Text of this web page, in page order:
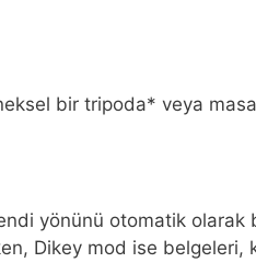
bir tripoda* veya
yönünü otomatik
Dikey mod ise